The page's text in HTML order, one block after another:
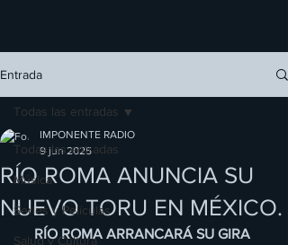
Entrada
Todas las entradas
Música
Series y Películas
Salud y Cultura
Todas las entradas
RÍO ROMA ANUNCIA SU
NUEVO TORU EN MÉXICO.
IMPONENTE RADIO
9 jun 2025
RÍO ROMA ARRANCARÁ SU GIRA